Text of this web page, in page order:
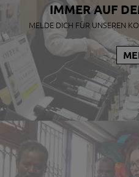
ÜBER UNS
RÜCKBLICK
ÜBER UNS
IMMER AUF
MELDE DICH FÜR UNSEREN